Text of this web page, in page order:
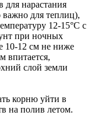
для нарастания
для теплиц),
12-15°С с
при ночных
10-12 см не ниже
впитается,
слой земли
корню уйти в
на полив летом.